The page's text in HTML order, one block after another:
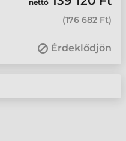
nettó
(176 682 Ft)
Érdeklődjön